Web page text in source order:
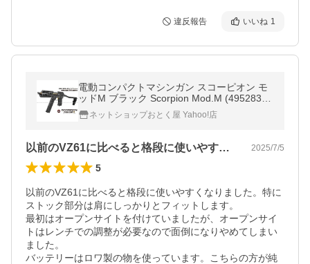
違反報告 いいね 1
電動コンパクトマシンガン スコーピオン モ
ッドM ブラック Scorpion Mod.M (49528391
75380)
ネットショップおとく屋 Yahoo!店
以前のVZ61に比べると格段に使いやす… 2025/7/5
5
以前のVZ61に比べると格段に使いやすくなりました。特に
ストック部分は肩にしっかりとフィットします。
最初はオープンサイトを付けていましたが、オープンサイ
トはレンチでの調整が必要なので面倒になりやめてしまい
ました。
バッテリーはロワ製の物を使っています。こちらの方が純